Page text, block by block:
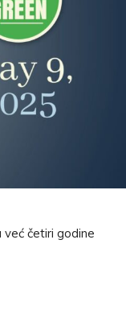
četiri godine